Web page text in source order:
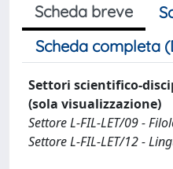
Scheda breve
Scheda completa
Settori scientifico-
(sola visualizzazione)
Settore L-FIL-LET/09 -
Settore L-FIL-LET/12 -